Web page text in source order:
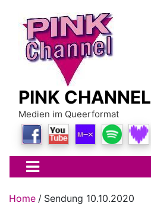
content
PINK CHANNEL
Medien im Queerformat
Home Sendung 10.10.2020